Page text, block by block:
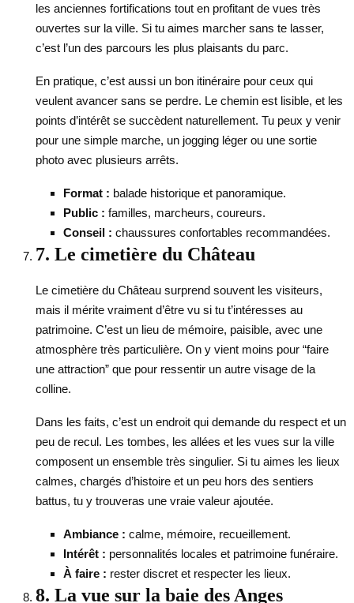
les anciennes fortifications tout en profitant de vues très
ouvertes sur la ville. Si tu aimes marcher sans te lasser,
c’est l’un des parcours les plus plaisants du parc.
En pratique, c’est aussi un bon itinéraire pour ceux qui
veulent avancer sans se perdre. Le chemin est lisible, et les
points d’intérêt se succèdent naturellement. Tu peux y venir
pour une simple marche, un jogging léger ou une sortie
photo avec plusieurs arrêts.
Format : balade historique et panoramique.
Public : familles, marcheurs, coureurs.
Conseil : chaussures confortables recommandées.
7. Le cimetière du Château
Le cimetière du Château surprend souvent les visiteurs,
mais il mérite vraiment d’être vu si tu t’intéresses au
patrimoine. C’est un lieu de mémoire, paisible, avec une
atmosphère très particulière. On y vient moins pour “faire
une attraction” que pour ressentir un autre visage de la
colline.
Dans les faits, c’est un endroit qui demande du respect et un
peu de recul. Les tombes, les allées et les vues sur la ville
composent un ensemble très singulier. Si tu aimes les lieux
calmes, chargés d’histoire et un peu hors des sentiers
battus, tu y trouveras une vraie valeur ajoutée.
Ambiance : calme, mémoire, recueillement.
Intérêt : personnalités locales et patrimoine funéraire.
À faire : rester discret et respecter les lieux.
8. La vue sur la baie des Anges